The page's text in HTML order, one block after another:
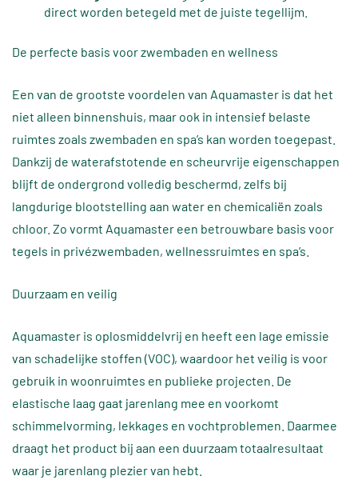
direct worden betegeld met de juiste tegellijm.
De perfecte basis voor zwembaden en wellness
Een van de grootste voordelen van Aquamaster is dat het
niet alleen binnenshuis, maar ook in intensief belaste
ruimtes zoals zwembaden en spa’s kan worden toegepast.
Dankzij de waterafstotende en scheurvrije eigenschappen
blijft de ondergrond volledig beschermd, zelfs bij
langdurige blootstelling aan water en chemicaliën zoals
chloor. Zo vormt Aquamaster een betrouwbare basis voor
tegels in privézwembaden, wellnessruimtes en spa’s.
Duurzaam en veilig
Aquamaster is oplosmiddelvrij en heeft een lage emissie
van schadelijke stoffen (VOC), waardoor het veilig is voor
gebruik in woonruimtes en publieke projecten. De
elastische laag gaat jarenlang mee en voorkomt
schimmelvorming, lekkages en vochtproblemen. Daarmee
draagt het product bij aan een duurzaam totaalresultaat
waar je jarenlang plezier van hebt.